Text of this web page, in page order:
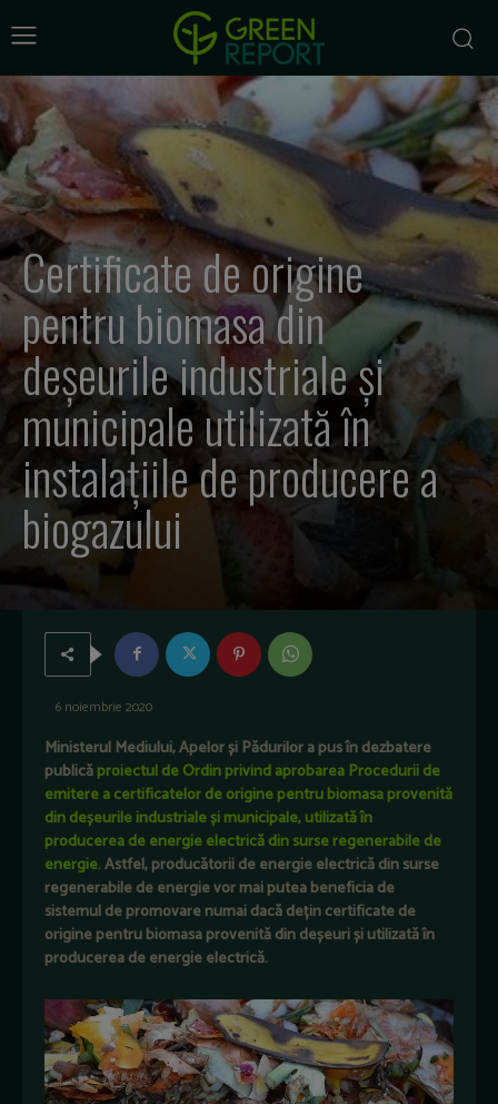
Certificate de origine
pentru biomasa din
deșeurile industriale și
municipale utilizată în
instalațiile de producere a
biogazului
6 noiembrie 2020
Ministerul Mediului, Apelor și Pădurilor a pus în dezbatere
publicăproiectul de Ordin privind aprobarea Procedurii de
emitere a certificatelor de origine pentru biomasa provenită
din deșeurile industriale și municipale, utilizată în
producerea de energie electrică din surse regenerabile de
energie. Astfel, producătorii de energie electrică din surse
regenerabile de energie vor mai putea beneficia de
sistemul de promovare numai dacă dețin certificate de
origine pentru biomasa provenită din deșeuri și utilizată în
producerea de energie electrică.